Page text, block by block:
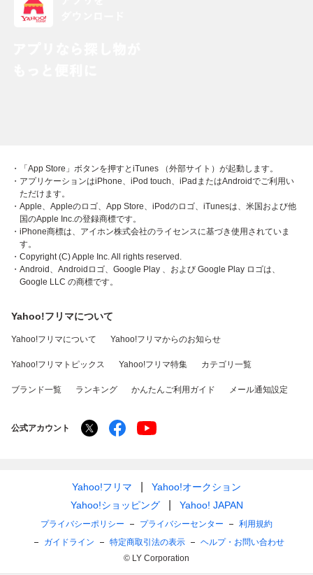
・「App Store」ボタンを押すとiTunes （外部サイト）が起動します。
・アプリケーションはiPhone、iPod touch、iPadまたはAndroidでご利用い
ただけます。
・Apple、Appleのロゴ、App Store、iPodのロゴ、iTunesは、米国および他
国のApple Inc.の登録商標です。
・iPhone商標は、アイホン株式会社のライセンスに基づき使用されていま
す。
・Copyright (C) Apple Inc. All rights reserved.
・Android、Androidロゴ、Google Play 、および Google Play ロゴは、
Google LLC の商標です。
Yahoo!フリマについて
Yahoo!フリマについて Yahoo!フリマからのお知らせ
Yahoo!フリマトピックス Yahoo!フリマ特集 カテゴリ一覧
ブランド一覧 ランキング かんたんご利用ガイド メール通知設定
公式アカウント
Yahoo!フリマ
Yahoo!オークション
Yahoo!ショッピング
Yahoo! JAPAN
プライバシーポリシー プライバシーセンター
利用規約
ガイドライン
特定商取引法の表示
ヘルプ・お問い合わせ
© LY Corporation